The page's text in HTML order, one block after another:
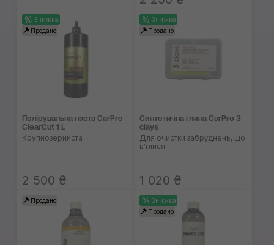
Знижка
Продано
Полірувальна паста CarPro
ClearCut 1 L
Крупнозерниста
2 500 ₴
Знижка
Продано
Синтетична глина CarPro 3
clays
Для очистки забруднень, що
в'їлися
1 020 ₴
Продано
Знижка
Продано